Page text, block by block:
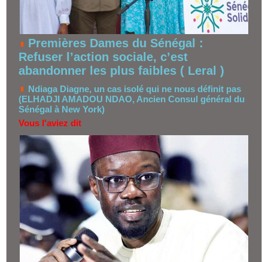
Premières Dames du Sénégal :
Refuser l’action sociale, c’est
abandonner les plus faibles ( Leral )
Ndiaga Diagne, un cas isolé qui ne nous définit pas
(ELHADJI AMADOU NDAO, Ancien Consul général du
Sénégal à New York)
Vous l'aviez dit